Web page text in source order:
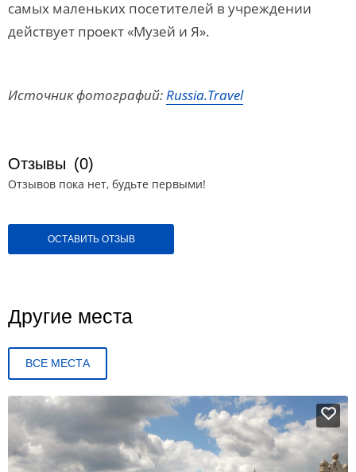
самых маленьких посетителей в учреждении
действует проект «Музей и Я».
Источник фотографий:Russia.Travel
Отзывы (0)
Отзывов пока нет, будьте первыми!
ОСТАВИТЬ ОТЗЫВ
Другие места
ВСЕ МЕСТА